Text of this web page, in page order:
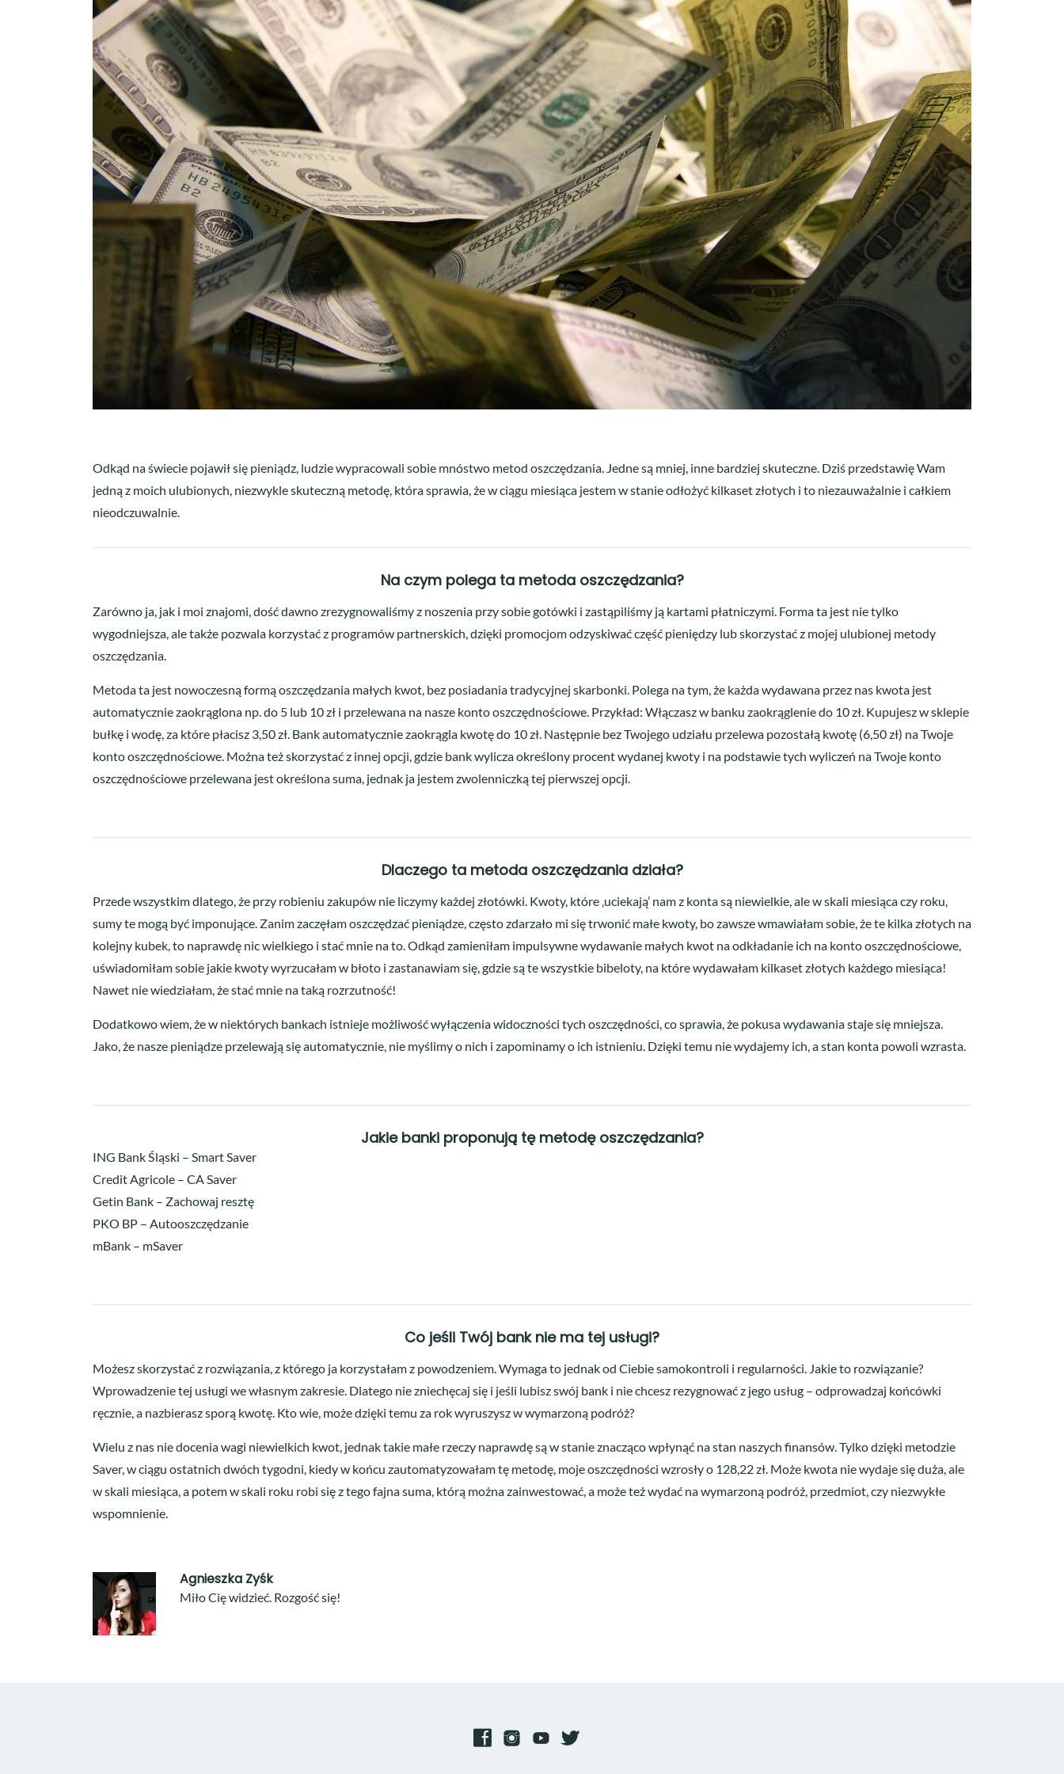
Odkąd na świecie pojawił się pieniądz, ludzie wypracowali sobie mnóstwo metod oszczędzania. Jedne są mniej, inne bardziej skuteczne. Dziś przedstawię Wam
jedną z moich ulubionych, niezwykle skuteczną metodę, która sprawia, że w ciągu miesiąca jestem w stanie odłożyć kilkaset złotych i to niezauważalnie i całkiem
nieodczuwalnie.
Na czym polega ta metoda oszczędzania?
Zarówno ja, jak i moi znajomi, dość dawno zrezygnowaliśmy z noszenia przy sobie gotówki i zastąpiliśmy ją kartami płatniczymi. Forma ta jest nie tylko
wygodniejsza, ale także pozwala korzystać z programów partnerskich, dzięki promocjom odzyskiwać część pieniędzy lub skorzystać z mojej ulubionej metody
oszczędzania.
Metoda ta jest nowoczesną formą oszczędzania małych kwot, bez posiadania tradycyjnej skarbonki. Polega na tym, że każda wydawana przez nas kwota jest
automatycznie zaokrąglona np. do 5 lub 10 zł i przelewana na nasze konto oszczędnościowe. Przykład: Włączasz w banku zaokrąglenie do 10 zł. Kupujesz w sklepie
bułkę i wodę, za które płacisz 3,50 zł. Bank automatycznie zaokrągla kwotę do 10 zł. Następnie bez Twojego udziału przelewa pozostałą kwotę (6,50 zł) na Twoje
konto oszczędnościowe. Można też skorzystać z innej opcji, gdzie bank wylicza określony procent wydanej kwoty i na podstawie tych wyliczeń na Twoje konto
oszczędnościowe przelewana jest określona suma, jednak ja jestem zwolenniczką tej pierwszej opcji.
Dlaczego ta metoda oszczędzania działa?
Przede wszystkim dlatego, że przy robieniu zakupów nie liczymy każdej złotówki. Kwoty, które ‚uciekają’ nam z konta są niewielkie, ale w skali miesiąca czy roku,
sumy te mogą być imponujące. Zanim zaczęłam oszczędzać pieniądze, często zdarzało mi się trwonić małe kwoty, bo zawsze wmawiałam sobie, że te kilka złotych na
kolejny kubek, to naprawdę nic wielkiego i stać mnie na to. Odkąd zamieniłam impulsywne wydawanie małych kwot na odkładanie ich na konto oszczędnościowe,
uświadomiłam sobie jakie kwoty wyrzucałam w błoto i zastanawiam się, gdzie są te wszystkie bibeloty, na które wydawałam kilkaset złotych każdego miesiąca!
Nawet nie wiedziałam, że stać mnie na taką rozrzutność!
Dodatkowo wiem, że w niektórych bankach istnieje możliwość wyłączenia widoczności tych oszczędności, co sprawia, że pokusa wydawania staje się mniejsza.
Jako, że nasze pieniądze przelewają się automatycznie, nie myślimy o nich i zapominamy o ich istnieniu. Dzięki temu nie wydajemy ich, a stan konta powoli wzrasta.
Jakie banki proponują tę metodę oszczędzania?
ING Bank Śląski – Smart Saver
Credit Agricole – CA Saver
Getin Bank – Zachowaj resztę
PKO BP – Autooszczędzanie
mBank – mSaver
Co jeśli Twój bank nie ma tej usługi?
Możesz skorzystać z rozwiązania, z którego ja korzystałam z powodzeniem. Wymaga to jednak od Ciebie samokontroli i regularności. Jakie to rozwiązanie?
Wprowadzenie tej usługi we własnym zakresie. Dlatego nie zniechęcaj się i jeśli lubisz swój bank i nie chcesz rezygnować z jego usług – odprowadzaj końcówki
ręcznie, a nazbierasz sporą kwotę. Kto wie, może dzięki temu za rok wyruszysz w wymarzoną podróż?
Wielu z nas nie docenia wagi niewielkich kwot, jednak takie małe rzeczy naprawdę są w stanie znacząco wpłynąć na stan naszych finansów. Tylko dzięki metodzie
Saver, w ciągu ostatnich dwóch tygodni, kiedy w końcu zautomatyzowałam tę metodę, moje oszczędności wzrosły o 128,22 zł. Może kwota nie wydaje się duża, ale
w skali miesiąca, a potem w skali roku robi się z tego fajna suma, którą można zainwestować, a może też wydać na wymarzoną podróż, przedmiot, czy niezwykłe
wspomnienie.
Agnieszka Zyśk
Miło Cię widzieć. Rozgość się!